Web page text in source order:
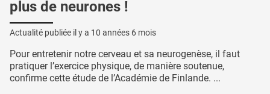
plus de neurones !
Actualité publiée il y a 10 années 6 mois
Pour entretenir notre cerveau et sa neurogenèse, il faut
pratiquer l’exercice physique, de manière soutenue,
confirme cette étude de l’Académie de Finlande. ...